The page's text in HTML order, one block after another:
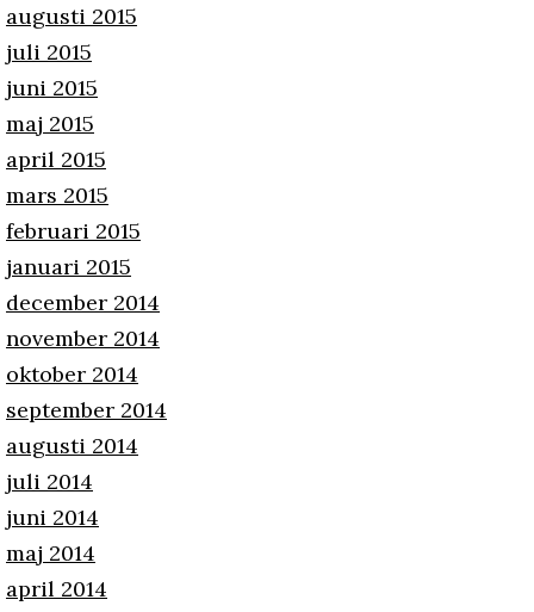
augusti 2015
juli 2015
juni 2015
maj 2015
april 2015
mars 2015
februari 2015
januari 2015
december 2014
november 2014
oktober 2014
september 2014
augusti 2014
juli 2014
juni 2014
maj 2014
april 2014